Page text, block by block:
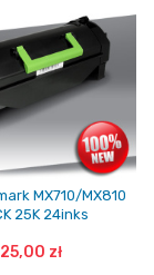
MX710/MX810
25K 24inks
zł